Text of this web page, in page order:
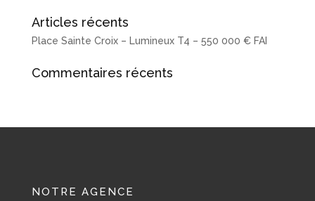
Articles récents
Place Sainte Croix – Lumineux T4 – 550 000 € FAI
Commentaires récents
NOTRE AGENCE